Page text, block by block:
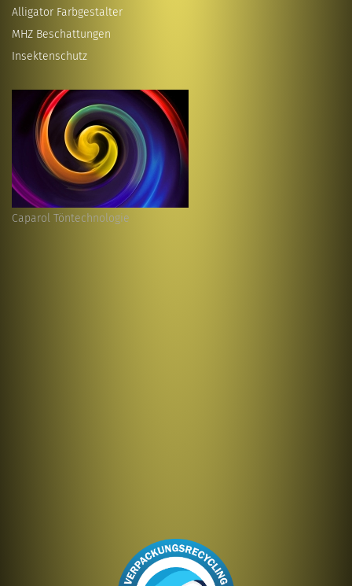
Alligator Farbgestalter
MHZ Beschattungen
Insektenschutz
Caparol Töntechnologie